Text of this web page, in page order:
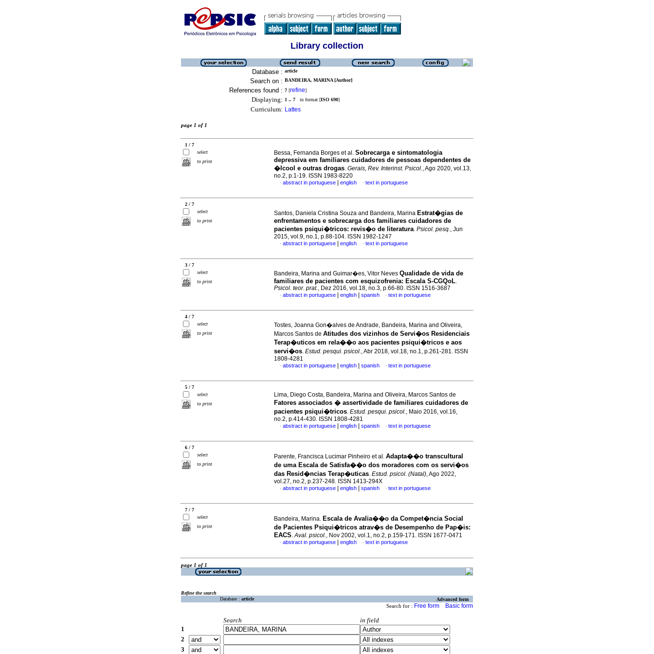
Library collection
Database : article
Search on : BANDEIRA, MARINA [Author]
References found : 7 [refine]
Displaying: 1 .. 7 in format [ISO 690]
Curriculum: Lattes
page 1 of 1
1 / 7
select
to print
Bessa, Fernanda Borges et al. Sobrecarga e sintomatologia
depressiva em familiares cuidadores de pessoas dependentes de
�lcool e outras drogas. Gerais, Rev. Interinst. Psicol., Ago 2020, vol.13,
no.2, p.1-19. ISSN 1983-8220
· abstract in portuguese english · text in portuguese
2 / 7
select
to print
Santos, Daniela Cristina Souza and Bandeira, Marina Estrat�gias de
enfrentamentos e sobrecarga dos familiares cuidadores de
pacientes psiqui�tricos: revis�o de literatura. Psicol. pesq., Jun
2015, vol.9, no.1, p.88-104. ISSN 1982-1247
· abstract in portuguese english · text in portuguese
3 / 7
select
to print
Bandeira, Marina and Guimar�es, Vitor Neves Qualidade de vida de
familiares de pacientes com esquizofrenia: Escala S-CGQoL.
Psicol. teor. prat., Dez 2016, vol.18, no.3, p.66-80. ISSN 1516-3687
· abstract in portuguese english spanish · text in portuguese
4 / 7
select
to print
Tostes, Joanna Gon�alves de Andrade, Bandeira, Marina and Oliveira,
Marcos Santos de Atitudes dos vizinhos de Servi�os Residenciais
Terap�uticos em rela��o aos pacientes psiqui�tricos e aos
servi�os. Estud. pesqui. psicol., Abr 2018, vol.18, no.1, p.261-281. ISSN
1808-4281
· abstract in portuguese english spanish · text in portuguese
5 / 7
select
to print
Lima, Diego Costa, Bandeira, Marina and Oliveira, Marcos Santos de
Fatores associados � assertividade de familiares cuidadores de
pacientes psiqui�tricos. Estud. pesqui. psicol., Maio 2016, vol.16,
no.2, p.414-430. ISSN 1808-4281
· abstract in portuguese english spanish · text in portuguese
6 / 7
select
to print
Parente, Francisca Lucimar Pinheiro et al. Adapta��o transcultural
de uma Escala de Satisfa��o dos moradores com os servi�os
das Resid�ncias Terap�uticas. Estud. psicol. (Natal), Ago 2022,
vol.27, no.2, p.237-248. ISSN 1413-294X
· abstract in portuguese english spanish · text in portuguese
7 / 7
select
to print
Bandeira, Marina. Escala de Avalia��o da Compet�ncia Social
de Pacientes Psiqui�tricos atrav�s de Desempenho de Pap�is:
EACS.Aval. psicol., Nov 2002, vol.1, no.2, p.159-171. ISSN 1677-0471
· abstract in portuguese english · text in portuguese
page 1 of 1
Refine the search
Database : article Advanced form
Search for : Free form Basic form
Search
in field
1
2
3